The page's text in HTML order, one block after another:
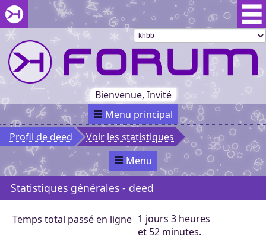
Aller au menu du forum
Aller au contenu du forum
Aller à la recherche dans le forum
Passer le
menu
Khaganat
Retour
au début
du menu
Khaganat
Bienvenue, Invité
Menu principal
Profil de deed
Voir les statistiques
Menu
Statistiques générales - deed
Temps total passé en ligne 1 jours 3 heures
et 52 minutes.